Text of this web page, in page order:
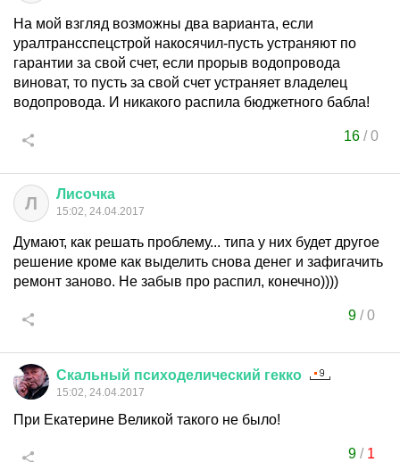
На мой взгляд возможны два варианта, если
уралтрансспецстрой накосячил-пусть устраняют по
гарантии за свой счет, если прорыв водопровода
виноват, то пусть за свой счет устраняет владелец
водопровода. И никакого распила бюджетного бабла!
16 /0
Л Лисочка
15:02, 24.04.2017
Думают, как решать проблему... типа у них будет другое
решение кроме как выделить снова денег и зафигачить
ремонт заново. Не забыв про распил, конечно))))
9/0
Скальный психоделический гекко
15:02, 24.04.2017
При Екатерине Великой такого не было!
9/ 1